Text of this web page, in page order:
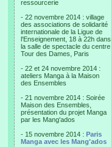
ressourcerie
- 22 novembre 2014 : village
des associations de solidarité
internationale de la Ligue de
l'Enseignement, 18 à 22h dans
la salle de spectacle du centre
Tour des Dames, Paris
- 22 et 24 novembre 2014 :
ateliers Manga à la Maison
des Ensembles
- 21 novembre 2014 : Soirée
Maison des Ensembles,
présentation du projet Manga
par les Mang'ados
- 15 novembre 2014 : Paris
Manga avec les Mang'ados